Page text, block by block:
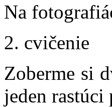
Na
2. cvičenie
Zoberme si
jeden